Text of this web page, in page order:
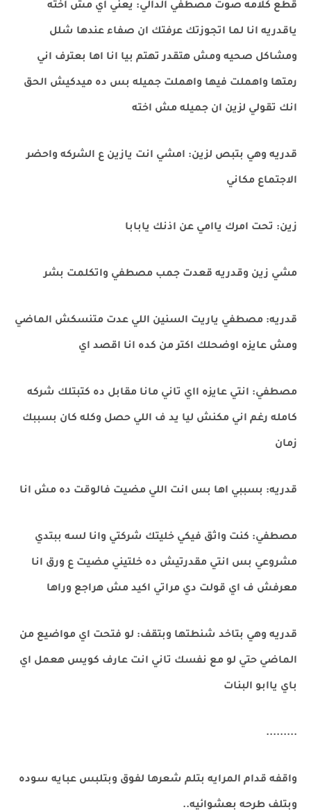
قطع كلامه صوت مصطفي الدالي: يعني اي مش اخته
ياقدريه انا لما اتجوزتك عرفتك ان صفاء عندها شلل
ومشاكل صحيه ومش هتقدر تهتم بيا انا اها بعترف اني
رمتها واهملت فيها واهملت جميله بس ده ميدكيش الحق
انك تقولي لزين ان جميله مش اخته
قدريه وهي بتبص لزين: امشي انت يازين ع الشركه واحضر
الاجتماع مكاني
زين: تحت امرك ياامي عن اذنك يابابا
مشي زين وقدريه قعدت جمب مصطفي واتكلمت بشر
قدريه: مصطفي ياريت السنين اللي عدت متنسكش الماضي
ومش عايزه اوضحلك اكتر من كده انا اقصد اي
مصطفي: انتي عايزه ااي تاني مانا مقابل ده كتبتلك شركه
كامله رغم اني مكنش ليا يد ف اللي حصل وكله كان بسببك
زمان
قدريه: بسببي اها بس انت اللي مضيت فالوقت ده مش انا
مصطفي: كنت واثق فيكي خليتك شركتي وانا لسه ببتدي
مشروعي بس انتي مقدرتيش ده خلتيني مضيت ع ورق انا
معرفش ف اي قولت دي مراتي اكيد مش هراجع وراها
قدريه وهي بتاخد شنطتها وبتقف: لو فتحت اي مواضيع من
الماضي حتي لو مع نفسك تاني انت عارف كويس هعمل اي
باي ياابو البنات
.........
واقفه قدام المرايه بتلم شعرها لفوق وبتلبس عبايه سوده
وبتلف طرحه بعشوائيه..